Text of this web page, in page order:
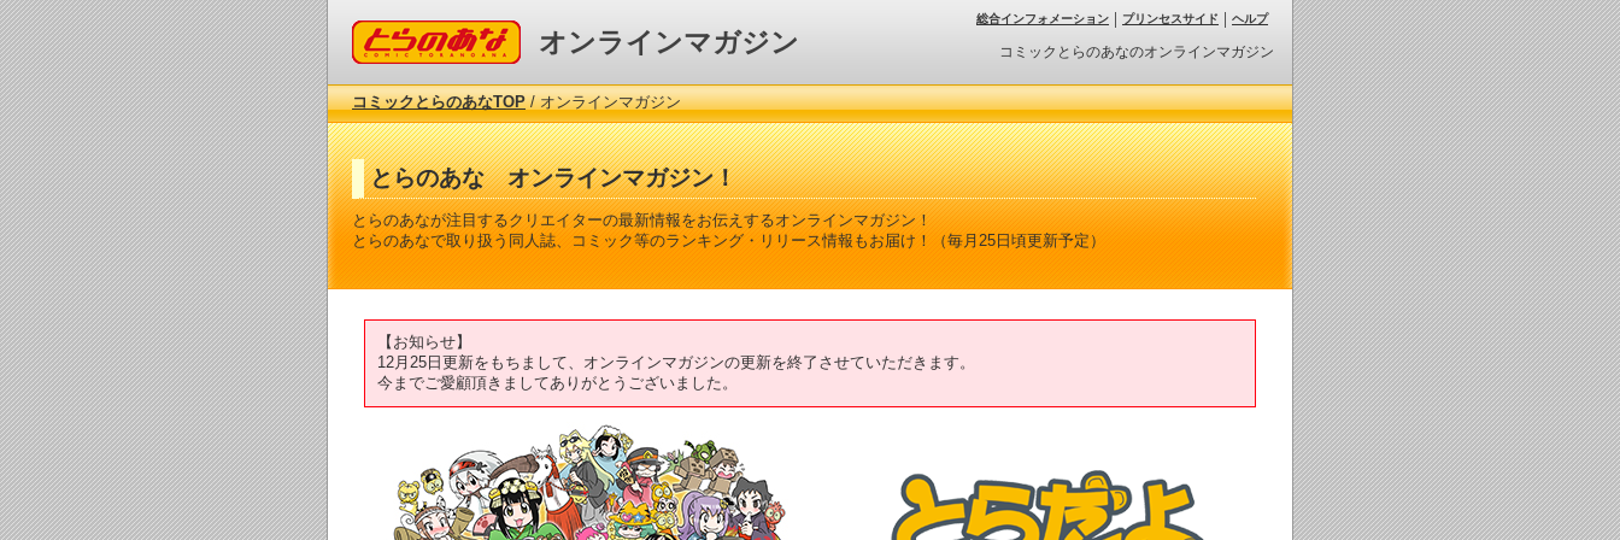
コミックとらのあな オンラインマガジン コミックとらのあなのオンラインマガジン
総合インフォメーション プリンセスサイド ヘルプ
コミックとらのあなTOP/ オンラインマガジン
とらのあな オンラインマガジン！
とらのあなが注目するクリエイターの最新情報をお伝えするオンラインマガジン！
とらのあなで取り扱う同人誌、コミック等のランキング・リリース情報もお届け！（毎月25日頃更新予定）
【お知らせ】
12月25日更新をもちまして、オンラインマガジンの更新を終了させていただきます。
今までご愛顧頂きましてありがとうございました。